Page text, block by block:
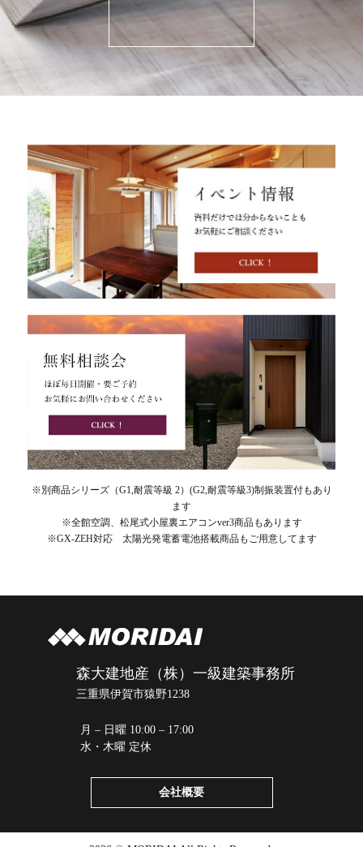
※別商品シリーズ（G1,耐震等級 2）(G2,耐震等級3)制振装置付もあり
ます
※全館空調、松尾式小屋裏エアコンver3商品もあります
※GX-ZEH対応 太陽光発電蓄電池搭載商品もご用意してます
森大建地産（株）一級建築事務所
三重県伊賀市猿野1238
月 – 日曜 10:00 – 17:00
水・木曜 定休
会社概要